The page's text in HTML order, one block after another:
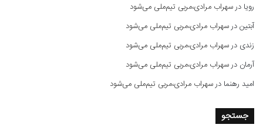
رویا درسهراب مرادی،مربی تیم‌ملی می‌شود
آبتیندرسهراب مرادی،مربی تیم‌ملی می‌شود
زندی درسهراب مرادی،مربی تیم‌ملی می‌شود
آرمان درسهراب مرادی،مربی تیم‌ملی می‌شود
امید رهنما درسهراب مرادی،مربی تیم‌ملی می‌شود
جستجو